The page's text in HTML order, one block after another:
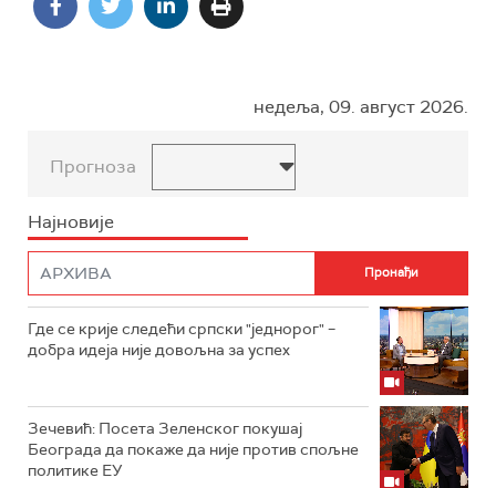
недеља, 09. август 2026.
Прогноза
Најновије
Где се крије следећи српски "једнорог" –
добра идеја није довољна за успех
Зечевић: Посета Зеленског покушај
Београда да покаже да није против спољне
политике ЕУ